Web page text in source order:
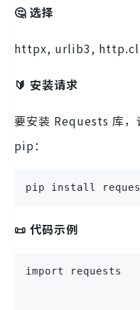
🤔 选择
httpx, urlib3,
🔰 安装请求
要安装 Requests 库
pip：
pip install
📜 代码示例
import requests